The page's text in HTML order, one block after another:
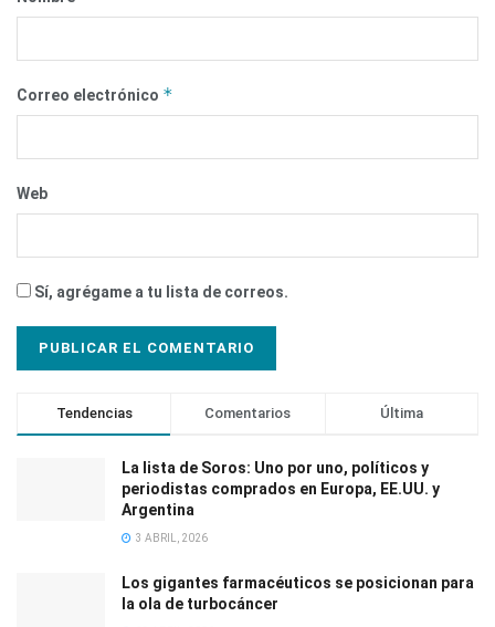
Correo electrónico *
Web
Sí, agrégame a tu lista de correos.
Tendencias Comentarios Última
La lista de Soros: Uno por uno, políticos y
periodistas comprados en Europa, EE.UU. y
Argentina
3 ABRIL, 2026
Los gigantes farmacéuticos se posicionan para
la ola de turbocáncer